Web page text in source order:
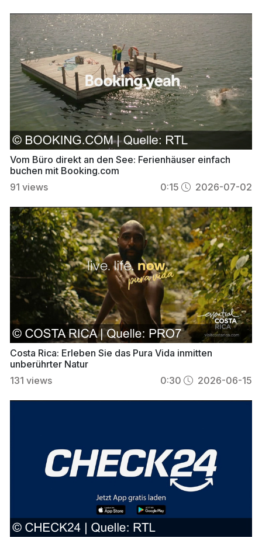
Vom Büro direkt an den See: Ferienhäuser einfach
buchen mit Booking.com
91 views 0:15 2026-07-02
Costa Rica: Erleben Sie das Pura Vida inmitten
unberührter Natur
131 views 0:30 2026-06-15